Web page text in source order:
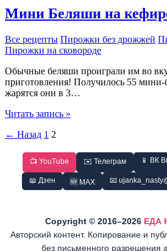
Мини Беляши на
Все рецепты Пирожки без дрожжей
Пирожки на сковороде
Обычные беляши проиграли им во
приготовления! Получилось 55 мини-
жарятся они в 3…
Мини
на
Читать запись »
← Назад 1 2
📺 YouTube ✉️ Телеграм 📱 ВК
📖 Дзен 🆕 MAX 📧
Copyright © 2016–2026 ЕДА
Авторский контент. Копирование и
без письменного разрешения